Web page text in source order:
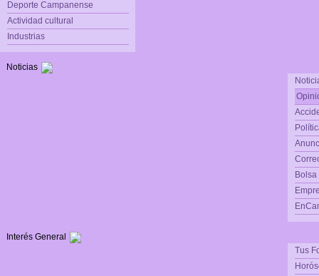
Deporte Campanense
Actividad cultural
Industrias
Noticias
Interés General
Tus